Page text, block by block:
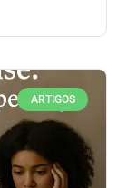
ARTIGOS